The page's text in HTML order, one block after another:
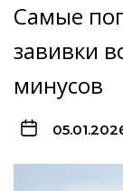
Самые
завивки
минусов